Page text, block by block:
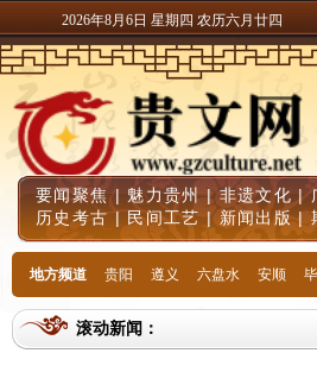
2026年8月6日 星期四 农历六月廿四
要闻聚焦| 魅力贵州|非遗文化 |
历史考古 | 民间工艺 | 新闻出版|
地方频道 贵阳 遵义 六盘水 安顺
滚动新闻：